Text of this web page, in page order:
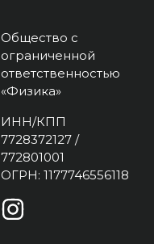
Общество с
ограниченной
ответственностью
«Физика»
ИНН/КПП
7728372127 /
772801001
ОГРН: 1177746556118